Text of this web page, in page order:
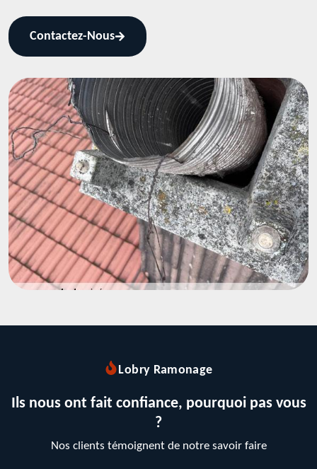
Contactez-Nous
Lobry Ramonage
Ils nous ont fait confiance, pourquoi pas vous
?
Nos clients témoignent de notre savoir faire